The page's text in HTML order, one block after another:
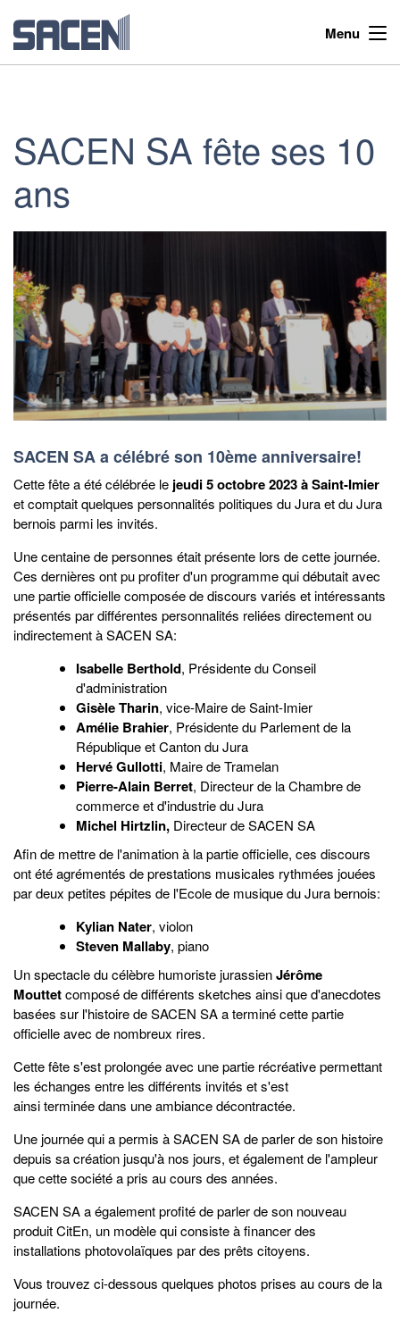
Menu
SACEN SA fête ses 10
ans
SACEN SA a célébré son 10ème anniversaire!
Cette fête a été célébrée le jeudi 5 octobre 2023 à Saint-Imier
et comptait quelques personnalités politiques du Jura et du Jura
bernois parmi les invités.
Une centaine de personnes était présente lors de cette journée.
Ces dernières ont pu profiter d'un programme qui débutait avec
une partie officielle composée de discours variés et intéressants
présentés par différentes personnalités reliées directement ou
indirectement à SACEN SA:
Isabelle Berthold, Présidente du Conseil
d'administration
Gisèle Tharin, vice-Maire de Saint-Imier
Amélie Brahier, Présidente du Parlement de la
République et Canton du Jura
Hervé Gullotti, Maire de Tramelan
Pierre-Alain Berret, Directeur de la Chambre de
commerce et d'industrie du Jura
Michel Hirtzlin, Directeur de SACEN SA
Afin de mettre de l'animation à la partie officielle, ces discours
ont été agrémentés de prestations musicales rythmées jouées
par deux petites pépites de l'Ecole de musique du Jura bernois:
Kylian Nater, violon
Steven Mallaby, piano
Un spectacle du célèbre humoriste jurassienJérôme
Mouttetcomposé de différents sketches ainsi que d'anecdotes
basées sur l'histoire de SACEN SA a terminé cette partie
officielle avec de nombreux rires.
Cette fête s'est prolongée avec une partie récréative permettant
les échanges entre les différents invités et s'est
ainsi terminée dans une ambiance décontractée.
Une journée qui a permis à SACEN SA de parler de son histoire
depuis sa création jusqu'à nos jours, et également de l'ampleur
que cette société a pris au cours des années.
SACEN SA a également profité de parler de son nouveau
produit CitEn, un modèle qui consiste à financer des
installations photovolaïques par des prêts citoyens.
Vous trouvez ci-dessous quelques photos prises au cours de la
journée.